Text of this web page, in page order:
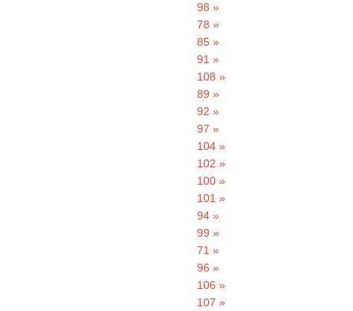
98 »
78 »
85 »
91 »
108 »
89 »
92 »
97 »
104 »
102 »
100 »
101 »
94 »
99 »
71 »
96 »
106 »
107 »